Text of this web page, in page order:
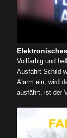
Vollfarbig und
Ausfahrt Schild
Alarm ein, wird
ausfährt, ist der